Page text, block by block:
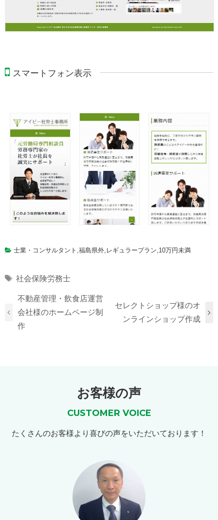
スマートフォン表示
士業・コンサルタント 福島県外 レギュラープラン 10万円未満
Tags
社会保険労務士
不動産管理・飲食店運営
会社様のホームページ制
作
セレクトショップ様のオ
ンラインショップ作成
お客様の声
CUSTOMER VOICE
たくさんのお客様より喜びの声をいただいております！